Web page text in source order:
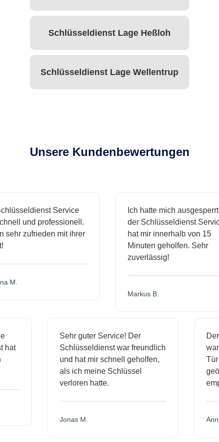
Schlüsseldienst Lage Heßloh
Schlüsseldienst Lage Wellentrup
Unsere Kundenbewertungen
Service
und professionell.
zufrieden mit ihrer
M.
Ich hatte mich ausgesperrt
der Schlüsseldienst Service
hat mir innerhalb von 15
Minuten geholfen. Sehr
zuverlässig!
Markus B.
hat
Sehr guter Service! Der
Schlüsseldienst war freundlich
und hat mir schnell geholfen,
als ich meine Schlüssel
verloren hatte.
Jonas M.